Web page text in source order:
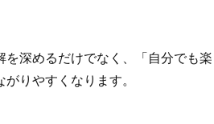
深めるだけでなく、「自分でも楽
りやすくなります。